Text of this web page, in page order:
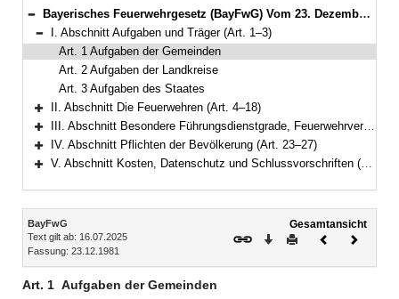
Bereich reduzieren
Bayerisches Feuerwehrgesetz (BayFwG) Vom 23. Dezember 1981 (BayRS III S. 630) BayRS 215-3-1-I (Art. 1–33)
Bereich reduzieren
I. Abschnitt Aufgaben und Träger (Art. 1–3)
Art. 1 Aufgaben der Gemeinden
Art. 2 Aufgaben der Landkreise
Art. 3 Aufgaben des Staates
Bereich erweitern
II. Abschnitt Die Feuerwehren (Art. 4–18)
Bereich erweitern
III. Abschnitt Besondere Führungsdienstgrade, Feuerwehrverbände (Art. 19–22)
Bereich erweitern
IV. Abschnitt Pflichten der Bevölkerung (Art. 23–27)
V. Abschnitt Kosten, Datenschutz und Schlussvorschriften (Art. 28–33)
Inhalt
BayFwG
Text gilt ab: 16.07.2025
Fassung: 23.12.1981
Gesamtansicht
Download
DruckenVorheriges
Art. 1 Aufgaben der Gemeinden